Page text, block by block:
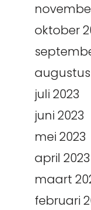
oktober
augustus
juli 2023
juni 2023
mei 2023
april 2023
maart
februari